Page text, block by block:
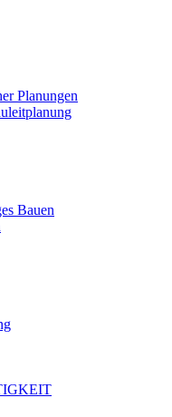
Planungen
Bauen